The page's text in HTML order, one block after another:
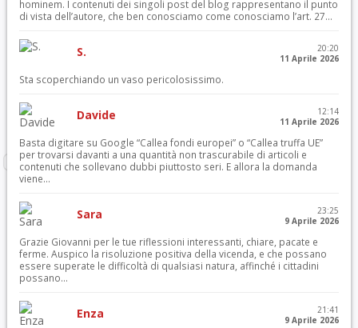
hominem. I contenuti dei singoli post del blog rappresentano il punto
di vista dell’autore, che ben conosciamo come conosciamo l’art. 27...
S.
20:20
11 Aprile 2026
Sta scoperchiando un vaso pericolosissimo.
Davide
12:14
11 Aprile 2026
Basta digitare su Google “Callea fondi europei” o “Callea truffa UE”
per trovarsi davanti a una quantità non trascurabile di articoli e
contenuti che sollevano dubbi piuttosto seri. E allora la domanda
viene...
Sara
23:25
9 Aprile 2026
Grazie Giovanni per le tue riflessioni interessanti, chiare, pacate e
ferme. Auspico la risoluzione positiva della vicenda, e che possano
essere superate le difficoltà di qualsiasi natura, affinché i cittadini
possano...
Enza
21:41
9 Aprile 2026